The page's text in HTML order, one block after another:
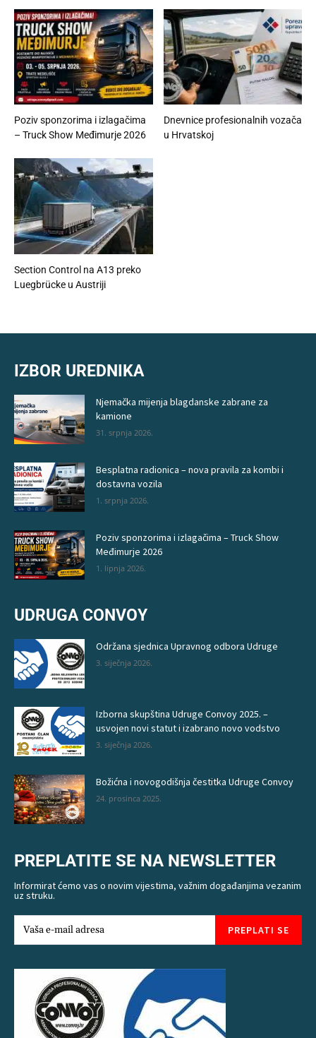
Poziv sponzorima i izlagačima
– Truck Show Međimurje 2026
Dnevnice profesionalnih vozača
u Hrvatskoj
Section Control na A13 preko
Luegbrücke u Austriji
IZBOR UREDNIKA
Njemačka mijenja blagdanske zabrane za
kamione
31. srpnja 2026.
Besplatna radionica – nova pravila za kombi i
dostavna vozila
1. srpnja 2026.
Poziv sponzorima i izlagačima – Truck Show
Međimurje 2026
1. lipnja 2026.
UDRUGA CONVOY
Održana sjednica Upravnog odbora Udruge
3. siječnja 2026.
Izborna skupština Udruge Convoy 2025. –
usvojen novi statut i izabrano novo vodstvo
3. siječnja 2026.
Božićna i novogodišnja čestitka Udruge Convoy
24. prosinca 2025.
PREPLATITE SE NA NEWSLETTER
Informirat ćemo vas o novim vijestima, važnim događanjima vezanim
uz struku.
PREPLATI SE